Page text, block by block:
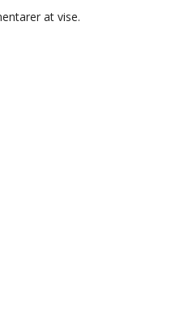
at vise.